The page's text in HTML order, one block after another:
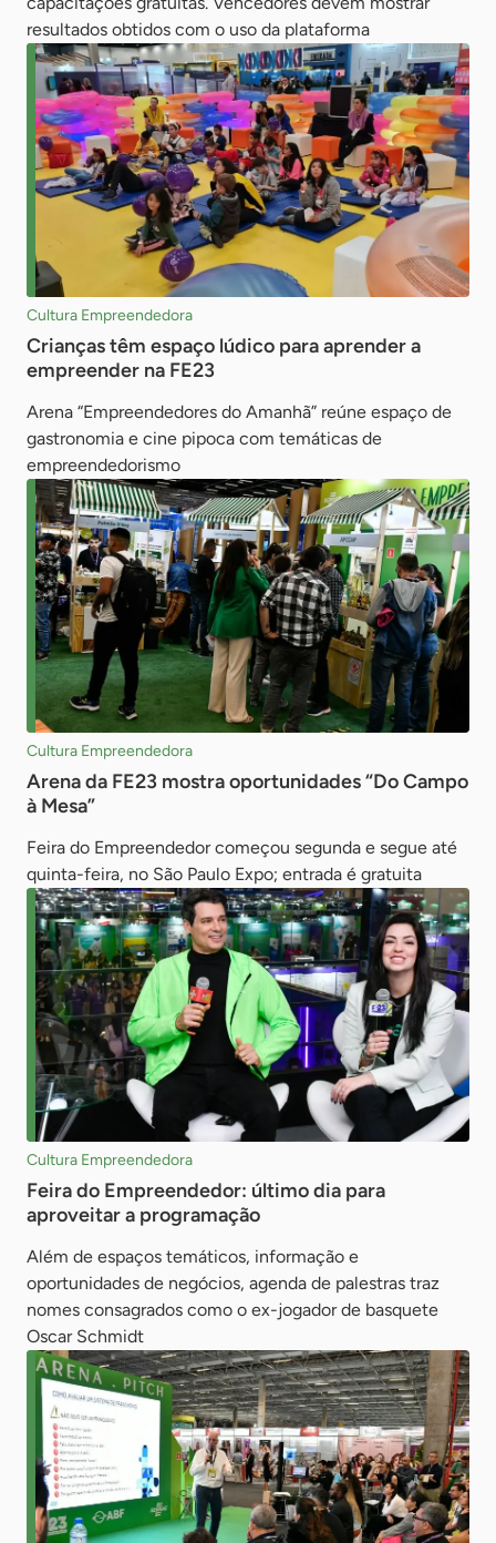
resultados obtidos com o uso da plataforma
Cultura Empreendedora
Crianças têm espaço lúdico para aprender a
empreender na FE23
Arena “Empreendedores do Amanhã” reúne espaço de
gastronomia e cine pipoca com temáticas de
empreendedorismo
Cultura Empreendedora
Arena da FE23 mostra oportunidades “Do Campo
à Mesa”
Feira do Empreendedor começou segunda e segue até
quinta-feira, no São Paulo Expo; entrada é gratuita
Cultura Empreendedora
Feira do Empreendedor: último dia para
aproveitar a programação
Além de espaços temáticos, informação e
oportunidades de negócios, agenda de palestras traz
nomes consagrados como o ex-jogador de basquete
Oscar Schmidt